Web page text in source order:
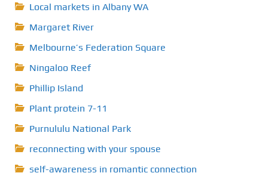
Local markets in Albany WA
Margaret River
Melbourne’s Federation Square
Ningaloo Reef
Phillip Island
Plant protein 7-11
Purnululu National Park
reconnecting with your spouse
self-awareness in romantic connection